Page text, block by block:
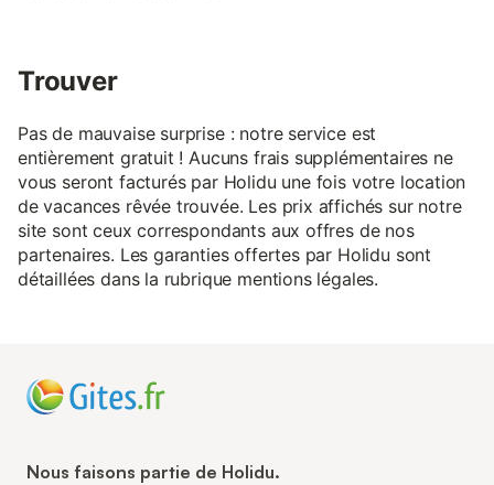
Trouver
Pas de mauvaise surprise : notre service est
entièrement gratuit ! Aucuns frais supplémentaires ne
vous seront facturés par Holidu une fois votre location
de vacances rêvée trouvée. Les prix affichés sur notre
site sont ceux correspondants aux offres de nos
partenaires. Les garanties offertes par Holidu sont
détaillées dans la rubrique mentions légales.
Nous faisons partie de Holidu.